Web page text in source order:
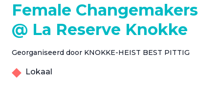
Female Changemakers
@ La Reserve Knokke
Georganiseerd door KNOKKE-HEIST BEST PITTIG
Lokaal